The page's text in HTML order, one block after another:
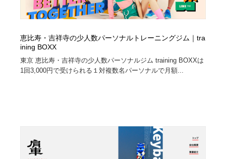
恵比寿・吉祥寺の少人数パーソナルトレーニングジム｜tra
ining BOXX
東京 恵比寿・吉祥寺の少人数パーソナルジム training BOXXは
1回3,000円で受けられる１対複数名パーソナルで月額...